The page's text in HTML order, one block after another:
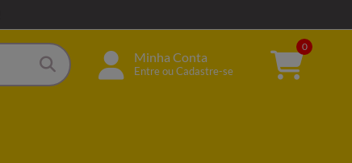
Minha Conta
Entre ou Cadastre-se
0